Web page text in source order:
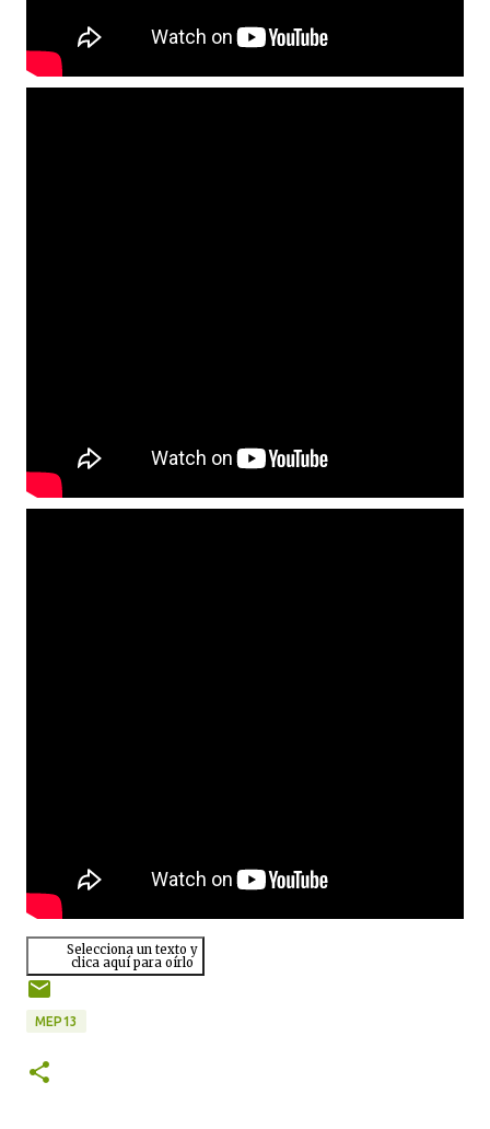
Selecciona un texto y
clica aquí para oírlo
MEP13